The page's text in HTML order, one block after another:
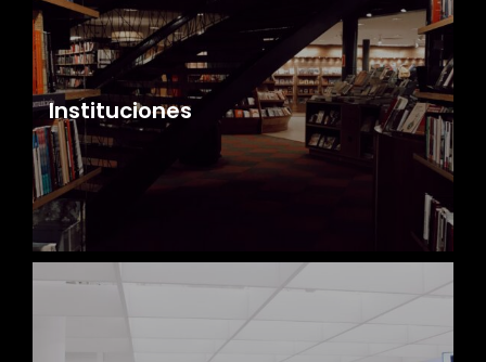
Instituciones